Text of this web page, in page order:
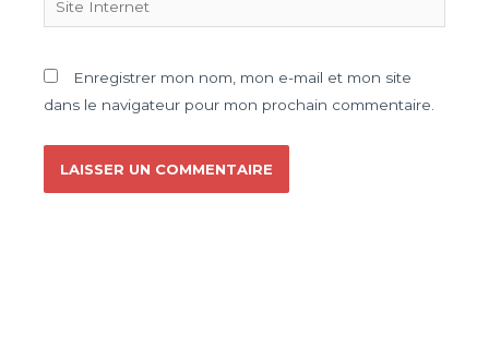
Enregistrer mon nom, mon e-mail et mon site
dans le navigateur pour mon prochain commentaire.